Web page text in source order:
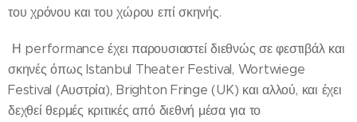
του χρόνου και του χώρου επί σκηνής.
Η performance έχει παρουσιαστεί διεθνώς σε φεστιβάλ και
σκηνές όπως Istanbul Theater Festival, Wortwiege
Festival (Αυστρία), Brighton Fringe (UK) και αλλού, και έχει
δεχθεί θερμές κριτικές από διεθνή μέσα για το